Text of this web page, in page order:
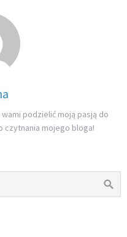
podzielić moją pasją do
czytnania mojego bloga!